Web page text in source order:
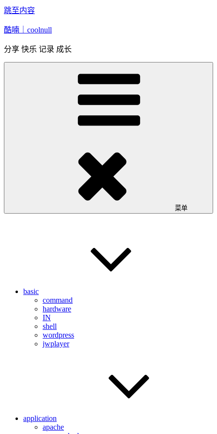
跳至内容
酷喃｜coolnull
分享 快乐 记录 成长
菜单
basic
command
hardware
IN
shell
wordpress
jwplayer
application
apache